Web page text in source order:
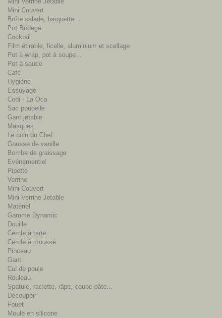
Mini Couvert
Boîte salade, barquette...
Pot Bodega
Cocktail
Film étirable, ficelle, aluminium et scellage
Pot à wrap, pot à soupe...
Pot à sauce
Café
Hygiène
Essuyage
Codi - La Oca
Sac poubelle
Gant jetable
Masques
Le coin du Chef
Gousse de vanille
Bombe de graissage
Evénementiel
Pipette
Verrine
Mini Couvert
Mini Verrine Jetable
Matériel
Gamme Dynamic
Douille
Cercle à tarte
Cercle à mousse
Pinceau
Gant
Cul de poule
Rouleau
Spatule, raclette, râpe, coupe-pâte...
Découpoir
Fouet
Moule en silicone